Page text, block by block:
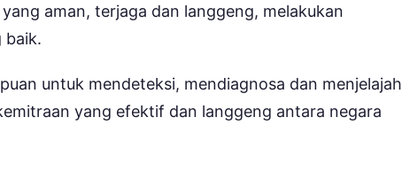
aman, terjaga dan langgeng, melakukan
baik.
untuk mendeteksi, mendiagnosa dan menjelajah
yang efektif dan langgeng antara negara